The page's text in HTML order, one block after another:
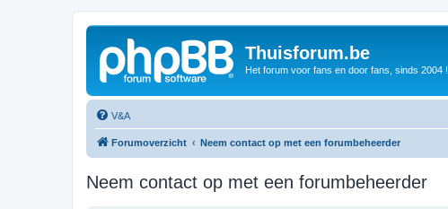
Thuisforum.be
Het forum voor fans en door fans, sinds 2004 !
V&A
Forumoverzicht Neem contact op met een forumbeheerder
Neem contact op met een forumbeheerder